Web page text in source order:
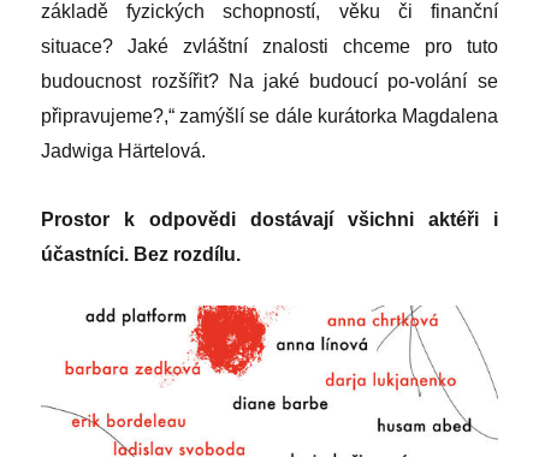
základě fyzických schopností, věku či finanční
situace? Jaké zvláštní znalosti chceme pro tuto
budoucnost rozšířit? Na jaké budoucí po-volání se
připravujeme?,“ zamýšlí se dále kurátorka Magdalena
Jadwiga Härtelová.
Prostor k odpovědi dostávají všichni aktéři i
účastníci. Bez rozdílu.